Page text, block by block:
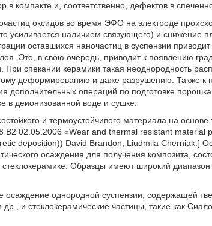
компакте и, соответственно, дефектов в
оксидов во время ЭФО на электроде
усиливается наличием связующего) и снижение
оставшихся наночастиц в суспензии
Это, в свою очередь, приводит к появлению
спекании керамики такая неоднородность
деформированию и даже разрушению. Также к
дополнительных операций по подготовке
в деионизованной воде и сушке.
и термоустойчивого материала на
02.05.2006 «Wear and thermal resistant material
deposition)) David Brandon, Liudmila Cherniak.]
осаждения для получения композита,
стеклокерамике. Образцы имеют широкий
осаждение однородной суспензии, содержащей
др., и стеклокерамические частицы, такие как